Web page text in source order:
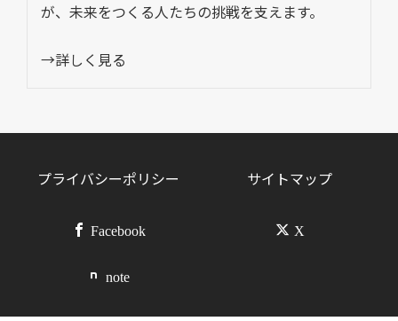
が、未来をつくる人たちの挑戦を支えます。
→詳しく見る
プライバシーポリシー サイトマップ
Facebook X
note